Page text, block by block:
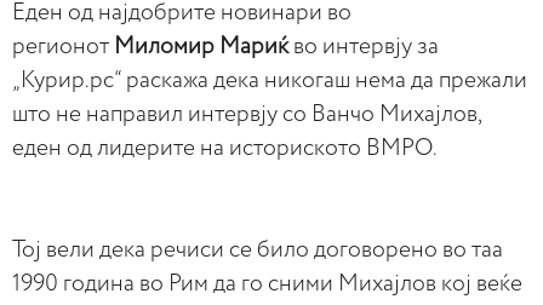
Еден од најдобрите новинари во
регионот Миломир Мариќво интервју за
„Курир.рс“ раскажа дека никогаш нема да прежали
што не направил интервју со Ванчо Михајлов,
еден од лидерите на историското ВМРО.
Тој вели дека речиси се било договорено во таа
1990 година во Рим да го сними Михајлов кој веќе